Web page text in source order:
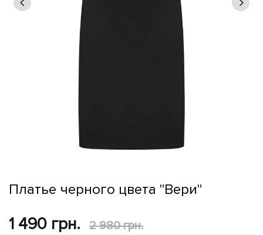
Платье черного цвета "Вери"
1 490 грн. 2 980 грн.